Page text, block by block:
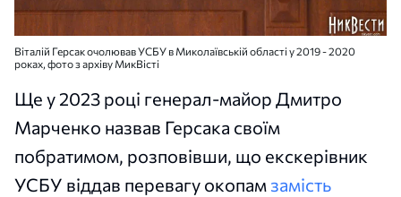
Віталій Герсак очолював УСБУ в Миколаївській області у 2019 - 2020
роках, фото з архіву МикВісті
Ще у 2023 році генерал-майор Дмитро
Марченко назвав Герсака своїм
побратимом, розповівши, що екскерівник
УСБУ віддав перевагу окопам замість